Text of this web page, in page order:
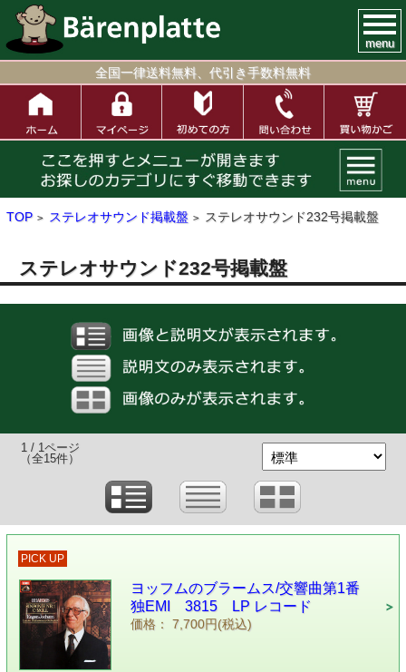
menu
全国一律送料無料、代引き手数料無料
TOP > ステレオサウンド掲載盤 > ステレオサウンド232号掲載盤
ステレオサウンド232号掲載盤
1 / 1ページ
（全15件）
PICK UP
ヨッフムのブラームス/交響曲第1番
独EMI 3815 LP レコード
価格： 7,700円(税込)